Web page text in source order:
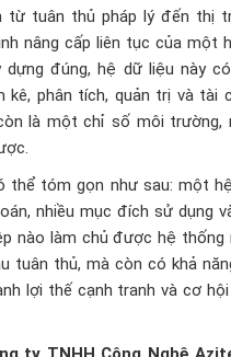
từ tuân thủ pháp lý đến thị
nâng cấp liên tục của một
dựng đúng, hệ dữ liệu này
phân tích, quản trị và tài
là một chỉ số môi trường,
thể tóm gọn như sau: một
nhiều mục đích sử dụng
nào làm chủ được hệ thống
tuân thủ, mà còn có khả
lợi thế cạnh tranh và cơ